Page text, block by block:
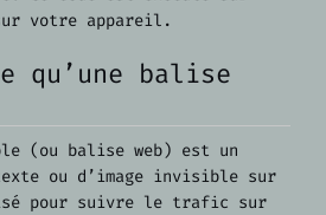
votre appareil.
qu’une balise
(ou balise web) est un
ou d’image invisible sur
pour suivre le trafic sur